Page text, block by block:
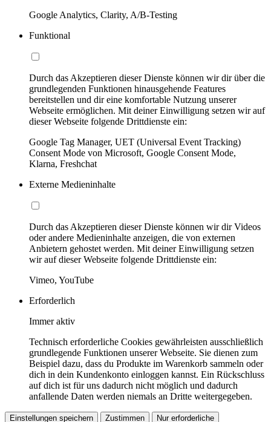
Google Analytics, Clarity, A/B-Testing
Funktional
Durch das Akzeptieren dieser Dienste können wir dir über die
grundlegenden Funktionen hinausgehende Features
bereitstellen und dir eine komfortable Nutzung unserer
Webseite ermöglichen. Mit deiner Einwilligung setzen wir auf
dieser Webseite folgende Drittdienste ein:
Google Tag Manager, UET (Universal Event Tracking)
Consent Mode von Microsoft, Google Consent Mode,
Klarna, Freshchat
Externe Medieninhalte
Durch das Akzeptieren dieser Dienste können wir dir Videos
oder andere Medieninhalte anzeigen, die von externen
Anbietern gehostet werden. Mit deiner Einwilligung setzen
wir auf dieser Webseite folgende Drittdienste ein:
Vimeo, YouTube
Erforderlich
Immer aktiv
Technisch erforderliche Cookies gewährleisten ausschließlich
grundlegende Funktionen unserer Webseite. Sie dienen zum
Beispiel dazu, dass du Produkte im Warenkorb sammeln oder
dich in dein Kundenkonto einloggen kannst. Ein Rückschluss
auf dich ist für uns dadurch nicht möglich und dadurch
anfallende Daten werden niemals an Dritte weitergegeben.
Einstellungen speichern Zustimmen Nur erforderliche